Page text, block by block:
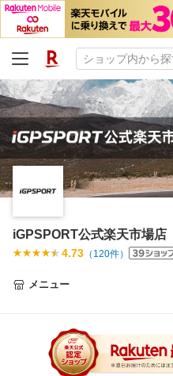
iGPSPORT公式楽天市場店
4.73 （ 120件）
メニュー